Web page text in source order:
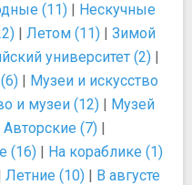
(11) | Нескучные
| Летом (11) | Зимой
университет (2) |
| Музеи и искусство
и музеи (12) | Музей
Авторские (7) |
(16) | На кораблике (1)
Летние (10) | В августе